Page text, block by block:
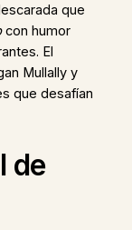
que
con humor
El
Mullally y
que desafían
de